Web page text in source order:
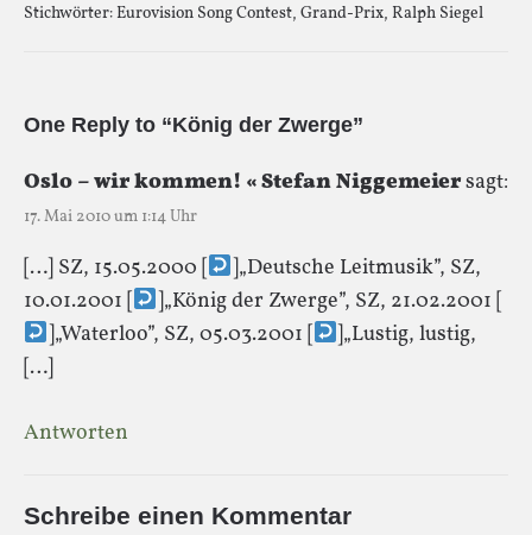
Stichwörter:Eurovision Song Contest, Grand-Prix, Ralph Siegel
One Reply to “König der Zwerge”
Oslo – wir kommen! « Stefan Niggemeiersagt:
17. Mai 2010 um 1:14 Uhr
[…] SZ, 15.05.2000 [
]„Deutsche Leitmusik”, SZ,
10.01.2001 [
]„König der Zwerge”, SZ, 21.02.2001 [
]„Waterloo”, SZ, 05.03.2001 [
]„Lustig, lustig,
[…]
Antworten
Schreibe einen Kommentar